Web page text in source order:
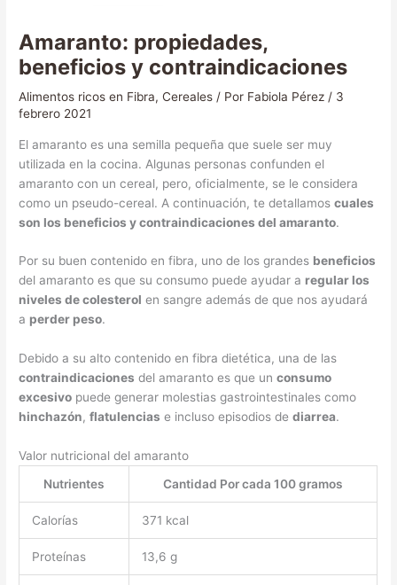
Amaranto: propiedades,
beneficios y contraindicaciones
Alimentos ricos en Fibra,Cereales / Por Fabiola Pérez / 3
febrero 2021
El amaranto es una semilla pequeña que suele ser muy
utilizada en la cocina. Algunas personas confunden el
amaranto con un cereal, pero, oficialmente, se le considera
como un pseudo-cereal. A continuación, te detallamoscuales
son los beneficios y contraindicaciones del amaranto.
Por su buen contenido en fibra, uno de los grandes beneficios
del amaranto es que su consumo puede ayudar a regular los
niveles de colesterol en sangre además de que nos ayudará
a perder peso.
Debido a su alto contenido en fibra dietética, una de las
contraindicaciones del amaranto es que unconsumo
excesivo puede generar molestias gastrointestinales como
hinchazón,flatulencias e incluso episodios dediarrea.
Valor nutricional del amaranto
Nutrientes
Cantidad Por cada 100 gramos
Calorías 371 kcal
Proteínas 13,6 g